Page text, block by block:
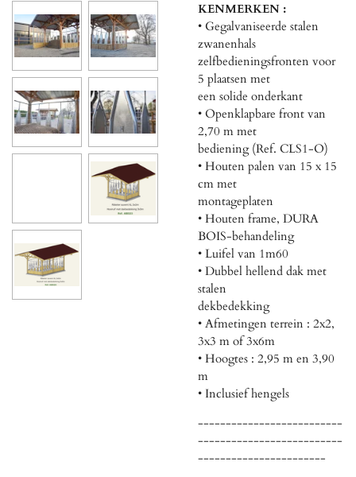
KENMERKEN :
• Gegalvaniseerde stalen
zwanenhals
zelfbedieningsfronten voor
5 plaatsen met
een solide onderkant
• Openklapbare front van
2,70 m met
bediening (Ref. CLS1-O)
• Houten palen van 15 x 15
cm met
montageplaten
• Houten frame, DURA
BOIS-behandeling
• Luifel van 1m60
• Dubbel hellend dak met
stalen
dekbedekking
• Afmetingen terrein : 2x2,
3x3 m of 3x6m
• Hoogtes : 2,95 m en 3,90
m
• Inclusief hengels
--------------------------
--------------------------
-----------------------